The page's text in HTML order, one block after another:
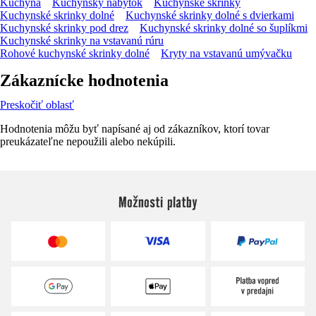
Kuchyňa Kuchynský nábytok
Kuchynské skrinky
Kuchynské skrinky dolné
Kuchynské skrinky dolné s dvierkami
Kuchynské skrinky pod drez
Kuchynské skrinky dolné so šuplíkmi
Kuchynské skrinky na vstavanú rúru
Rohové kuchynské skrinky dolné
Kryty na vstavanú umývačku
Zákaznícke hodnotenia
Preskočiť oblasť
Hodnotenia môžu byť napísané aj od zákazníkov, ktorí tovar
preukázateľne nepoužili alebo nekúpili.
Možnosti platby